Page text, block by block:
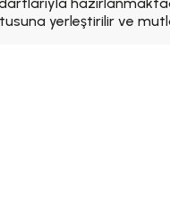
yerleştirilir ve